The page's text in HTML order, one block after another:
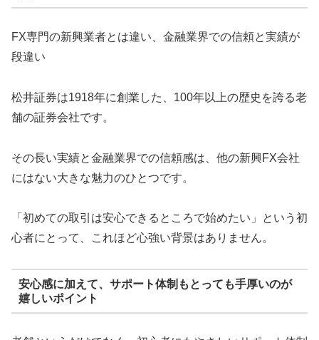
FX専門の新興業者とは違い、金融業界での信頼と実績が
段違い
松井証券は1918年に創業した、100年以上の歴史を誇る老
舗の証券会社です。
その長い実績と金融業界での信頼感は、他の新興FX会社
にはない大きな魅力のひとつです。
「初めての取引は安心できるところで始めたい」という初
心者にとって、これほど心強い背景はありません。
安心感に加えて、サポート体制もとっても手厚いのが
嬉しいポイント